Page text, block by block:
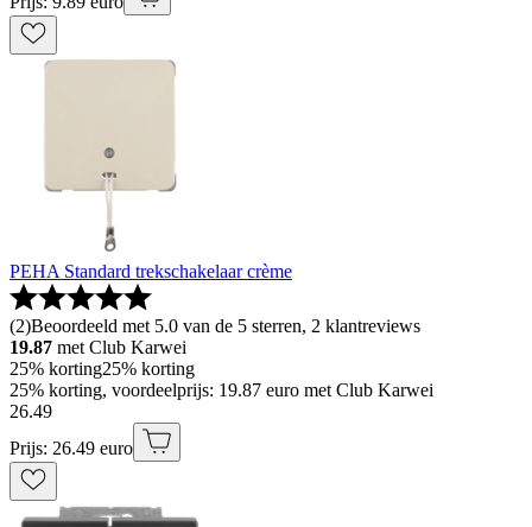
PEHA Standard trekschakelaar crème
(2)Beoordeeld met 5.0 van de 5 sterren, 2 klantreviews
19.87 met Club Karwei
25% korting25% korting
25% korting, voordeelprijs: 19.87 euro met Club Karwei
26.49
Prijs: 26.49 euro